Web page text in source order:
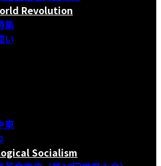
Revolution
集
い
東
Socialism